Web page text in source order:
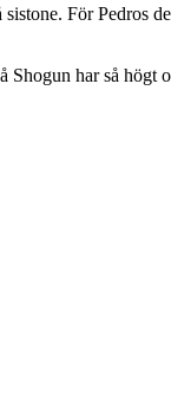
För Pedros
har så högt